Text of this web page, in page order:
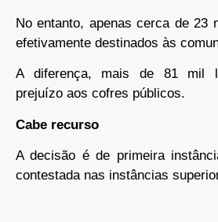
No entanto, apenas cerca de 23
efetivamente destinados às
A diferença, mais de 81 mil
prejuízo aos cofres públicos.
Cabe recurso
A decisão é de primeira
contestada nas instâncias